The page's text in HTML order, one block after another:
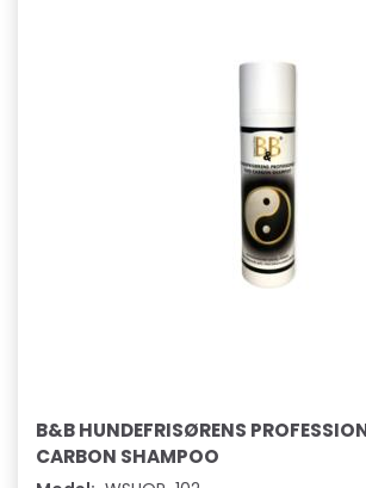
B&B HUNDEFRISØRENS
CARBON SHAMPOO